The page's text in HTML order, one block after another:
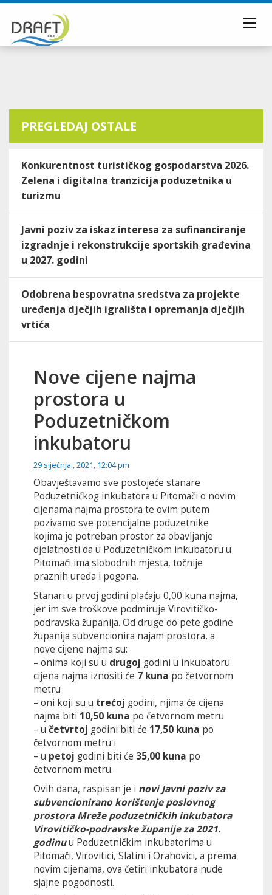
PREGLEDAJ OSTALE
Konkurentnost turističkog gospodarstva 2026.
Zelena i digitalna tranzicija poduzetnika u
turizmu
Javni poziv za iskaz interesa za sufinanciranje
izgradnje i rekonstrukcije sportskih građevina
u 2027. godini
Odobrena bespovratna sredstva za projekte
uređenja dječjih igrališta i opremanja dječjih
vrtića
Nove cijene najma
prostora u
Poduzetničkom
inkubatoru
29 siječnja , 2021, 12:04 pm
Obavještavamo sve postojeće stanare
Poduzetničkog inkubatora u Pitomači o novim
cijenama najma prostora te ovim putem
pozivamo sve potencijalne poduzetnike
kojima je potreban prostor za obavljanje
djelatnosti da u Poduzetničkom inkubatoru u
Pitomači ima slobodnih mjesta, točnije
praznih ureda i pogona.
Stanari u prvoj godini plaćaju 0,00 kuna najma,
jer im sve troškove podmiruje Virovitičko-
podravska županija. Od druge do pete godine
županija subvencionira najam prostora, a
nove cijene najma su:
– onima koji su u drugoj godini u inkubatoru
cijena najma iznositi će 7 kuna po četvornom
metru
– oni koji su u trećoj godini, njima će cijena
najma biti 10,50 kuna po četvornom metru
– u četvrtoj godini biti će 17,50 kuna po
četvornom metru i
– u petoj godini biti će 35,00 kuna po
četvornom metru.
Ovih dana, raspisan je i noviJavni poziv za
subvencionirano korištenje poslovnog
prostora Mreže poduzetničkih inkubatora
Virovitičko-podravske županije za 2021.
godinuu Poduzetničkim inkubatorima u
Pitomači, Virovitici, Slatini i Orahovici, a prema
novim cijenama, ova četiri inkubatora nude
sjajne pogodnosti.